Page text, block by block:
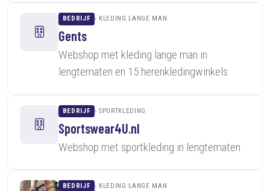
BEDRIJF KLEDING LANGE MAN
Gents
Webshop met kleding lange man in
lengtematen en 15 herenkledingwinkels
BEDRIJF SPORTKLEDING
Sportswear4U.nl
Webshop met sportkleding in lengtematen
BEDRIJF KLEDING LANGE MAN